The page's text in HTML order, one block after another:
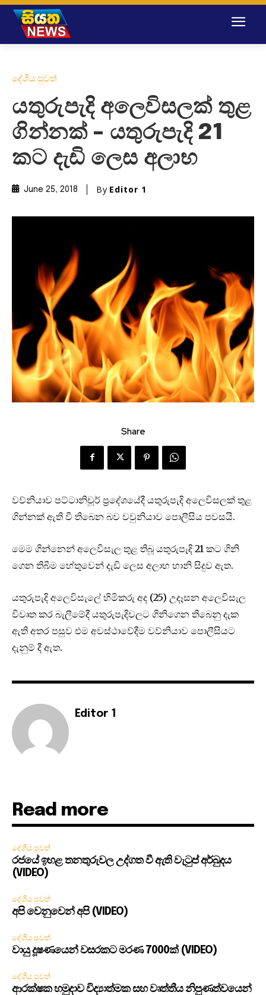
දේශීය පුවත්
යතුරුපැදි අලෙවිසලක් තුළ
ගින්නක් – යතුරුපැදි 21
කට දැඩි ලෙස අලාභ
June 25, 2018 By Editor 1
Share
වව්නියාව පට්ටානිචූර් ප්‍රදේශයේදී යතුරුපැදි අලෙවිසලක් තුළ
ගින්නක් ඇති වී තිබෙන බව වවුනියාව පොලීසිය පවසයි.
ම‌ෙම ගින්‌නෙන් අලෙවිසැල තුළ තිබූ යතුරුපැදි 21 කට ගිනි
ගෙන තිබීම හේතුවෙන් දැඩි ලෙස අලාභ හානි සිදුව ඇත.
යතුරුපැදි අලෙවිසැලේ හිමිකරු අද (25) උදෑසන අලෙවිසැල
විවෘත කර බැලීමේදී යතුරුපැදිවලට ගිනිගෙන තිබෙනු දැක
ඇති අතර පසුව එම අවස්ථාවේදීම වව්නියාව පොලීසියට
දැනුම් දී ඇත.
Editor 1
Read more
දේශීය පුවත්
රජයේ ඉහළ තනතුරුවල උද්ගත වී ඇති වැටුප් අර්බුදය
(VIDEO)
දේශීය පුවත්
අපි වෙනුවෙන් අපි (VIDEO)
දේශීය පුවත්
වායු දූෂණයෙන් වසරකට මරණ 7000ක් (VIDEO)
දේශීය පුවත්
ආරක්ෂක හමුදාව විද්‍යාත්මක සහ වෘත්තීය නිපුණත්වයෙන්